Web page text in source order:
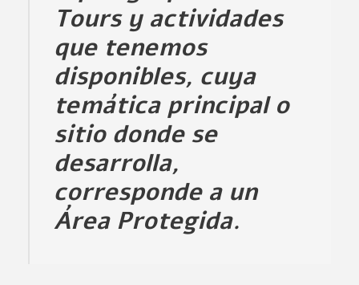
Tours y actividades
que tenemos
disponibles, cuya
temática principal o
sitio donde se
desarrolla,
corresponde a un
Área Protegida.